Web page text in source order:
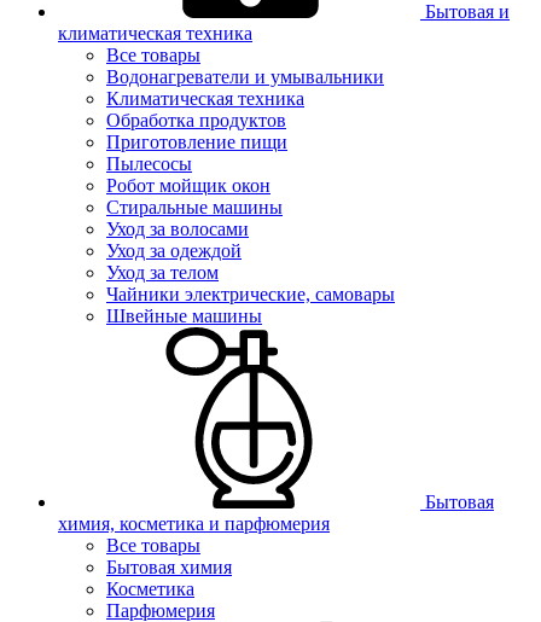
Бытовая и
климатическая техника
Все товары
Водонагреватели и умывальники
Климатическая техника
Обработка продуктов
Приготовление пищи
Пылесосы
Робот мойщик окон
Стиральные машины
Уход за волосами
Уход за одеждой
Уход за телом
Чайники электрические, самовары
Швейные машины
Бытовая
химия, косметика и парфюмерия
Все товары
Бытовая химия
Косметика
Парфюмерия